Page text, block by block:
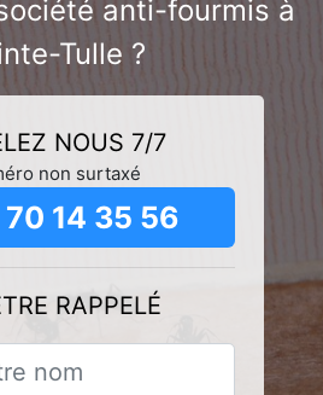
anti-fourmis à
Tulle ?
NOUS 7/7
non surtaxé
14 35 56
RAPPELÉ